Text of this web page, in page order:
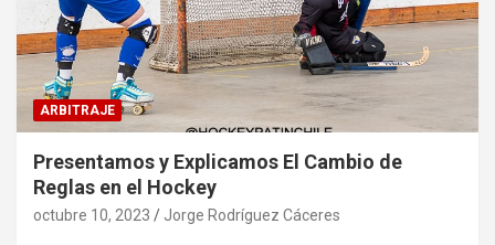
ARBITRAJE
Presentamos y Explicamos El Cambio de
Reglas en el Hockey
octubre 10, 2023 Jorge Rodríguez Cáceres